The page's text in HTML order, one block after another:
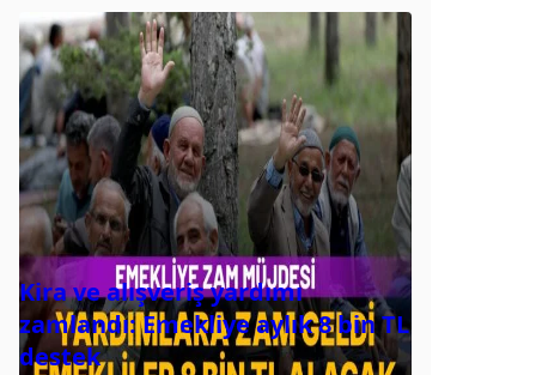
Kira ve alışveriş yardımı
zamlandı: Emekliye aylık 8 bin TL
destek